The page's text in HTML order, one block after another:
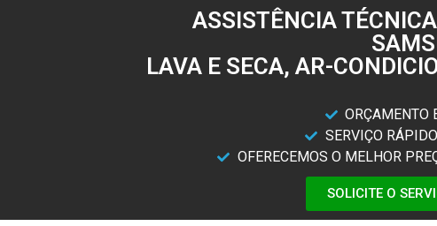
ASSISTÊNCIA
LAVA E SECA, AR-
ORÇAMENTO
SERVIÇO
OFERECEMOS O MELHOR
SOLICITE O